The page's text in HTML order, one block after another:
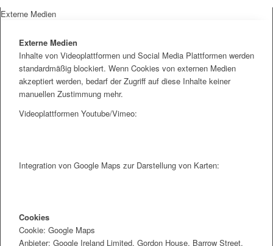
Externe Medien
Externe Medien
Inhalte von Videoplattformen und Social Media Plattformen werden
standardmäßig blockiert. Wenn Cookies von externen Medien
akzeptiert werden, bedarf der Zugriff auf diese Inhalte keiner
manuellen Zustimmung mehr.
Videoplattformen Youtube/Vimeo:
Integration von Google Maps zur Darstellung von Karten:
Cookies
Cookie: Google Maps
Anbieter: Google Ireland Limited, Gordon House, Barrow Street,